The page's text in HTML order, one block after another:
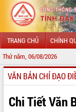
TRANG CHỦ CHÍNH
Thứ năm, 06/08/2026
GIỚI THIỆU
LÃNH ĐẠO UBND TỈNH
VĂN BẢN CHỈ ĐẠO
Chi Tiết Văn